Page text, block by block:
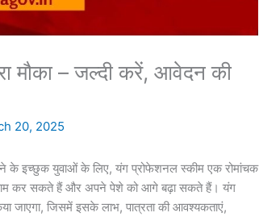
– जल्दी करें, आवेदन की
20, 2025
के इच्छुक युवाओं के लिए, यंग प्रोफेशनल स्कीम एक रोमांचक
कर सकते हैं और अपने पेशे को आगे बढ़ा सकते हैं। यंग
जाएगा, जिसमें इसके लाभ, पात्रता की आवश्यकताएं,